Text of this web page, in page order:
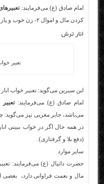
امام صادق (ع) می‌فرمایند:
کردن مال و اموال ۲- زن خوب و پارسا ۳- شهر آباد (تعبیرهای مختلف).
انار ترش
تعبیر
ابن سیرین می‌گوید: تعبیر خواب
امام صادق (ع) می‌فرمایند:
می‌باشد، جابر مغربی نیز می‌گوید:
در همه حال اگر در خواب ببینی
(دفع بلا و گرفتاری).
سایر موارد
حضرت دانیال (ع) می‌فرمایند:
مال و نعمت فراوانی دارد، ‌‌‌‌‌ بعضی